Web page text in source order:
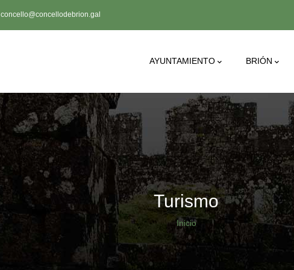
concello@concellodebrion.gal
Main
AYUNTAMIENTO BRIÓN
Turismo
Sobrescribir
enlaces
Inicio